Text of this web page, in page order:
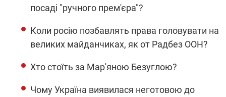
посаді "ручного прем'єра"?
Коли росію позбавлять права головувати на
великих майданчиках, як от Радбез ООН?
Хто стоїть за Мар'яною Безуглою?
Чому Україна виявилася неготовою до